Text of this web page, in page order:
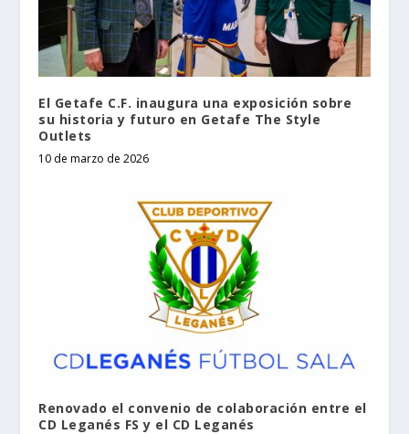
El Getafe C.F. inaugura una exposición sobre
su historia y futuro en Getafe The Style
Outlets
10 de marzo de 2026
Renovado el convenio de colaboración entre el
CD Leganés FS y el CD Leganés